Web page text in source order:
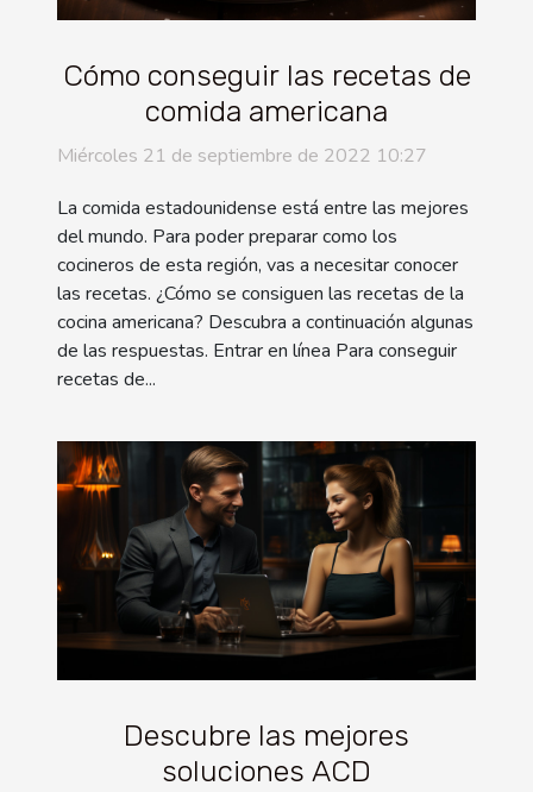
Cómo conseguir las recetas de
comida americana
Miércoles 21 de septiembre de 2022 10:27
La comida estadounidense está entre las mejores
del mundo. Para poder preparar como los
cocineros de esta región, vas a necesitar conocer
las recetas. ¿Cómo se consiguen las recetas de la
cocina americana? Descubra a continuación algunas
de las respuestas. Entrar en línea Para conseguir
recetas de...
Descubre las mejores
soluciones ACD